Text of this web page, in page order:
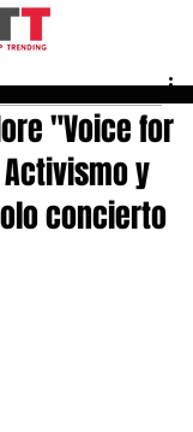
"Voice for
y
concierto